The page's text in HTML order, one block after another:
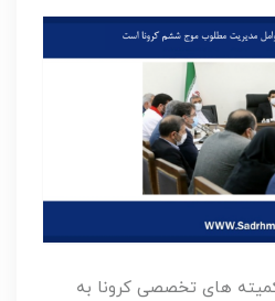
های تخصصی کرونا به